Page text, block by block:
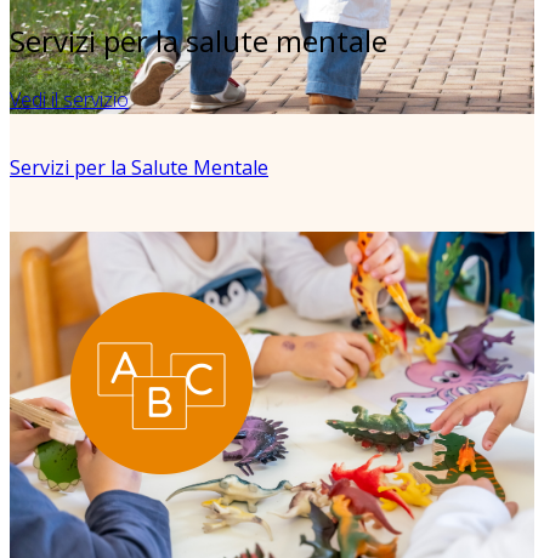
Servizi per la salute mentale
Vedi il servizio
Servizi per la Salute Mentale